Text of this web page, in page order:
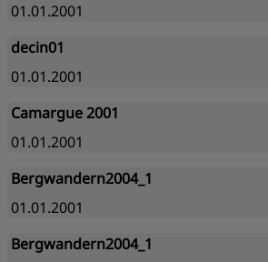
01.01.2001
decin01
01.01.2001
Camargue 2001
01.01.2001
Bergwandern2004_1
01.01.2001
Bergwandern2004_1